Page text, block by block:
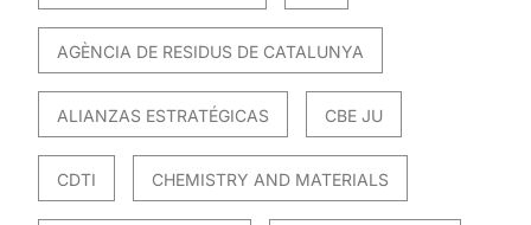
AGÈNCIA DE RESIDUS DE CATALUNYA
ALIANZAS ESTRATÉGICAS CBE JU
CDTI CHEMISTRY AND MATERIALS